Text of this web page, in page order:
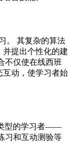
。 其复杂的算法
提出个性化的建
不仅使在线西班
互动，使学习者始
型的学习者——
习和互动测验等